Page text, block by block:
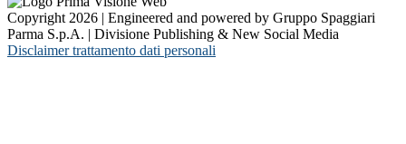
Copyright 2026 | Engineered and powered by Gruppo Spaggiari
Parma S.p.A. | Divisione Publishing & New Social Media
Disclaimer trattamento dati personali